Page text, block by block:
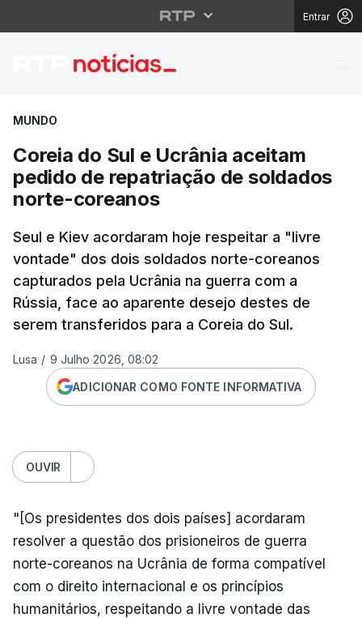
Entrar
Coreia do Sul e
MUNDO
Coreia do Sul e Ucrânia aceitam
pedido de repatriação de soldados
norte-coreanos
Seul e Kiev acordaram hoje respeitar a "livre
vontade" dos dois soldados norte-coreanos
capturados pela Ucrânia na guerra com a
Rússia, face ao aparente desejo destes de
serem transferidos para a Coreia do Sul.
Lusa / 9 Julho 2026, 08:02
ADICIONAR COMO FONTE INFORMATIVA
OUVIR
"[Os presidentes dos dois países] acordaram
resolver a questão dos prisioneiros de guerra
norte-coreanos na Ucrânia de forma compatível
com o direito internacional e os princípios
humanitários, respeitando a livre vontade das